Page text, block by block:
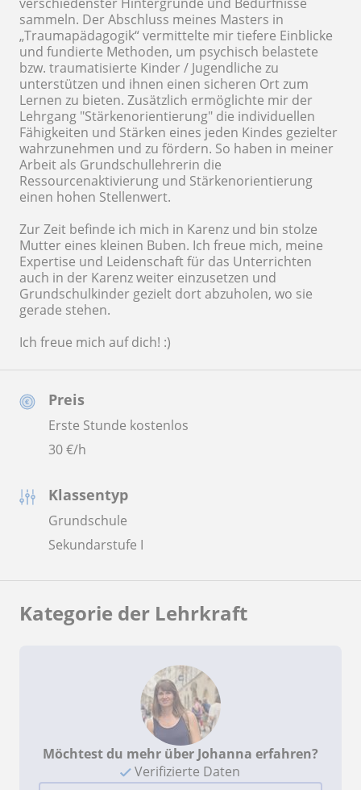
Preis
Erste Stunde kostenlos
30€/h
Klassentyp
Grundschule
Sekundarstufe I
sammeln. Der Abschluss meines Masters in
„Traumapädagogik“ vermittelte mir tiefere Einblicke
und fundierte Methoden, um psychisch belastete
bzw. traumatisierte Kinder / Jugendliche zu
unterstützen und ihnen einen sicheren Ort zum
Lernen zu bieten. Zusätzlich ermöglichte mir der
Lehrgang "Stärkenorientierung" die individuellen
Fähigkeiten und Stärken eines jeden Kindes gezielter
wahrzunehmen und zu fördern. So haben in meiner
Arbeit als Grundschullehrerin die
Ressourcenaktivierung und Stärkenorientierung
einen hohen Stellenwert.
Zur Zeit befinde ich mich in Karenz und bin stolze
Mutter eines kleinen Buben. Ich freue mich, meine
Expertise und Leidenschaft für das Unterrichten
auch in der Karenz weiter einzusetzen und
Grundschulkinder gezielt dort abzuholen, wo sie
gerade stehen.
Ich freue mich auf dich! :)
Kategorie der Lehrkraft
Möchtest du mehr über Johanna erfahren?
Verifizierte Daten